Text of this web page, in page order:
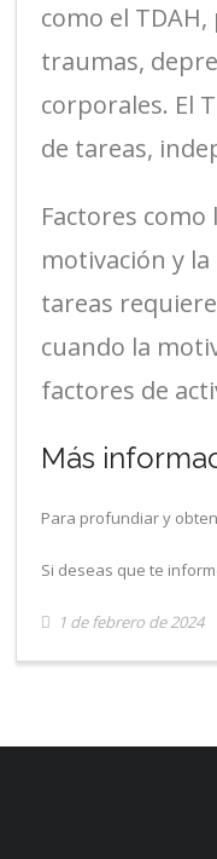
como el
traumas,
corporales. El
de tareas,
Factores
motivación y
tareas
cuando la
factores de
Más
Para profundiar y
Si deseas que te
1 de febrero de 2024